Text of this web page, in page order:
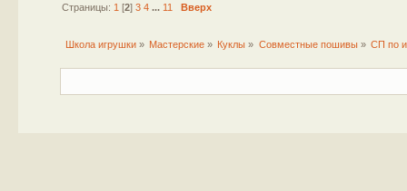
Страницы: 1 [2] 3 4 ... 11 Вверх
Школа игрушки» Мастерские » Куклы » Совместные пошивы» СП по